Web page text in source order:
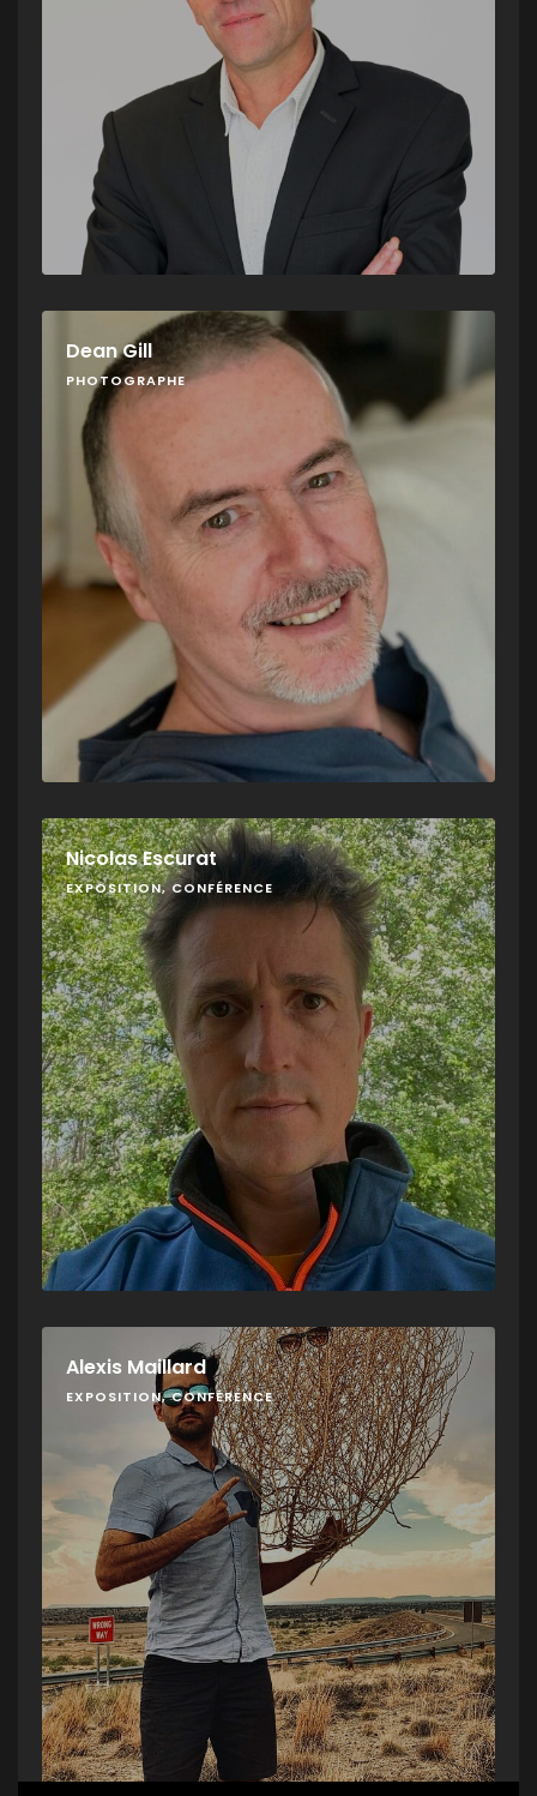
Dean Gill
PHOTOGRAPHE
Nicolas Escurat
EXPOSITION, CONFÉRENCE
Alexis Maillard
EXPOSITION, CONFÉRENCE